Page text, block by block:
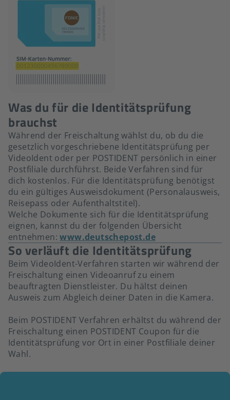
Was du für die Identitätsprüfung
brauchst
Während der Freischaltung wählst du, ob du die
gesetzlich vorgeschriebene Identitätsprüfung per
VideoIdent oder per POSTIDENT persönlich in einer
Postfiliale durchführst. Beide Verfahren sind für
dich kostenlos. Für die Identitätsprüfung benötigst
du ein gültiges Ausweisdokument (Personalausweis,
Reisepass oder Aufenthaltstitel).
Welche Dokumente sich für die Identitätsprüfung
eignen, kannst du der folgenden Übersicht
entnehmen:www.deutschepost.de
So verläuft die Identitätsprüfung
Beim VideoIdent-Verfahren starten wir während der
Freischaltung einen Videoanruf zu einem
beauftragten Dienstleister. Du hältst deinen
Ausweis zum Abgleich deiner Daten in die Kamera.
Beim POSTIDENT Verfahren erhältst du während der
Freischaltung einen POSTIDENT Coupon für die
Identitätsprüfung vor Ort in einer Postfiliale deiner
Wahl.